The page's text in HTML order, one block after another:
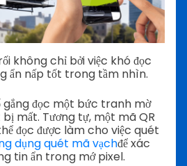
không chỉ bởi việc khó đọc
ẩn nấp tốt trong tầm nhìn.
gắng đọc một bức tranh mờ
mất. Tương tự, một mã QR
đọc được làm cho việc quét
dụng quét mã vạchđể xác
tin ẩn trong mớ pixel.